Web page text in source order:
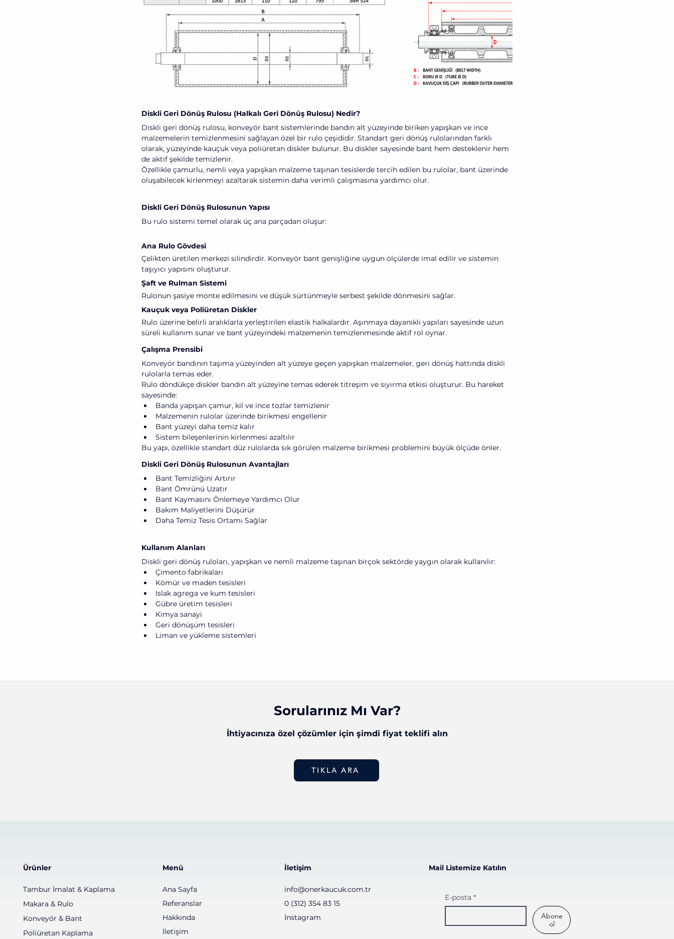
Diskli Geri Dönüş Rulosu (Halkalı Geri Dönüş Rulosu) Nedir?
Diskli geri dönüş rulosu, konveyör bant sistemlerinde bandın alt yüzeyinde biriken yapışkan ve ince
malzemelerin temizlenmesini sağlayan özel bir rulo çeşididir. Standart geri dönüş rulolarından farklı
olarak, yüzeyinde kauçuk veya poliüretan diskler bulunur. Bu diskler sayesinde bant hem desteklenir hem
de aktif şekilde temizlenir.
Özellikle çamurlu, nemli veya yapışkan malzeme taşınan tesislerde tercih edilen bu rulolar, bant üzerinde
oluşabilecek kirlenmeyi azaltarak sistemin daha verimli çalışmasına yardımcı olur.
Diskli Geri Dönüş Rulosunun Yapısı
Bu rulo sistemi temel olarak üç ana parçadan oluşur:
Ana Rulo Gövdesi
Çelikten üretilen merkezi silindirdir. Konveyör bant genişliğine uygun ölçülerde imal edilir ve sistemin
taşıyıcı yapısını oluşturur.
Şaft ve Rulman Sistemi
Rulonun şasiye monte edilmesini ve düşük sürtünmeyle serbest şekilde dönmesini sağlar.
Kauçuk veya Poliüretan Diskler
Rulo üzerine belirli aralıklarla yerleştirilen elastik halkalardır. Aşınmaya dayanıklı yapıları sayesinde uzun
süreli kullanım sunar ve bant yüzeyindeki malzemenin temizlenmesinde aktif rol oynar.
Çalışma Prensibi
Konveyör bandının taşıma yüzeyinden alt yüzeye geçen yapışkan malzemeler, geri dönüş hattında diskli
rulolarla temas eder.
Rulo döndükçe diskler bandın alt yüzeyine temas ederek titreşim ve sıyırma etkisi oluşturur. Bu hareket
sayesinde:
Banda yapışan çamur, kil ve ince tozlar temizlenir
Malzemenin rulolar üzerinde birikmesi engellenir
Bant yüzeyi daha temiz kalır
Sistem bileşenlerinin kirlenmesi azaltılır
Bu yapı, özellikle standart düz rulolarda sık görülen malzeme birikmesi problemini büyük ölçüde önler.
Diskli Geri Dönüş Rulosunun Avantajları
Bant Temizliğini Artırır
Bant Ömrünü Uzatır
Bant Kaymasını Önlemeye Yardımcı Olur
Bakım Maliyetlerini Düşürür
Daha Temiz Tesis Ortamı Sağlar
Kullanım Alanları
Diskli geri dönüş ruloları, yapışkan ve nemli malzeme taşınan birçok sektörde yaygın olarak kullanılır:
Çimento fabrikaları
Kömür ve maden tesisleri
Islak agrega ve kum tesisleri
Gübre üretim tesisleri
Kimya sanayi
Geri dönüşüm tesisleri
Liman ve yükleme sistemleri
Sorularınız Mı Var?
İhtiyacınıza özel çözümler için şimdi fiyat teklifi alın
TIKLA ARA
Ürünler
Tambur İmalat & Kaplama
Makara & Rulo
Konveyör & Bant
Poliüretan Kaplama
Menü
Ana Sayfa
Referanslar
Hakkında
İletişim
İletişim
info@onerkaucuk.com.tr
0 (312) 354 83 15
İnstagram
Mail Listemize Katılın
E-posta *
Abone
ol